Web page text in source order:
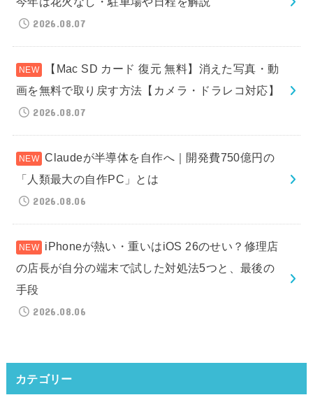
2026.08.07
【Mac SD カード 復元 無料】消えた写真・動
画を無料で取り戻す方法【カメラ・ドラレコ対応】
2026.08.07
Claudeが半導体を自作へ｜開発費750億円の
「人類最大の自作PC」とは
2026.08.06
iPhoneが熱い・重いはiOS 26のせい？修理店
の店長が自分の端末で試した対処法5つと、最後の
手段
2026.08.06
カテゴリー